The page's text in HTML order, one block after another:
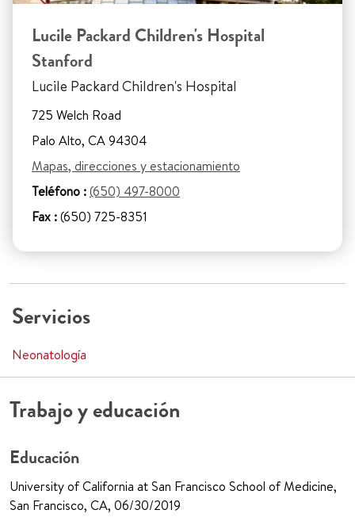
Lucile Packard Children's Hospital
Stanford
Lucile Packard Children's Hospital
725 Welch Road
Palo Alto, CA 94304
Mapas, direcciones y estacionamiento
Teléfono :(650) 497-8000
Fax :(650) 725-8351
Servicios
Neonatología
Trabajo y educación
Educación
University of California at San Francisco School of Medicine,
San Francisco, CA, 06/30/2019